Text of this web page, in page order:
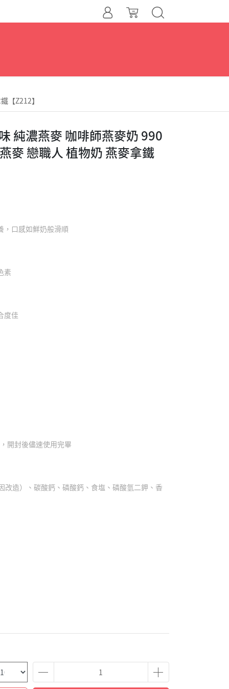
【Z212】
純濃燕麥 咖啡師燕麥奶 990
麥 戀職人 植物奶 燕麥拿鐵
，口感如鮮奶般滑順
素
度佳
開封後儘速使用完畢
造）、碳酸鈣、磷酸鈣、食塩、磷酸氫二鉀、香